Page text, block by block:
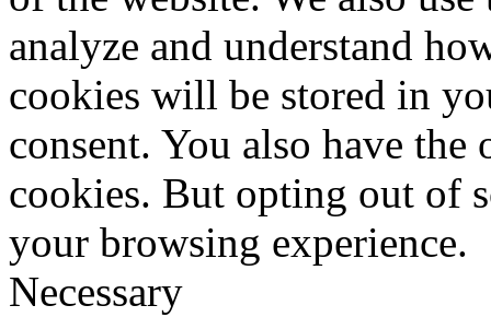
analyze and understand
cookies will be stored in
consent. You also have
cookies. But opting out of
your browsing experience.
Necessary